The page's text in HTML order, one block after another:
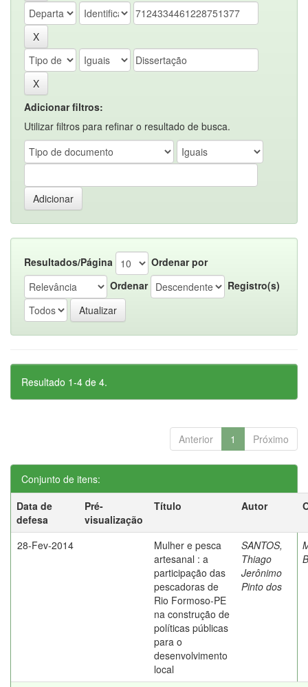
Adicionar filtros:
Utilizar filtros para refinar o resultado de busca.
Resultados/Página
Ordenar por
Ordenar
Registro(s)
Resultado 1-4 de 4.
Anterior 1 Próximo
Conjunto de itens:
Data de
defesa
Pré-
visualização
Título Autor
28-Fev-2014
Mulher e pesca
artesanal : a
participação das
pescadoras de
Rio Formoso-PE
na construção de
políticas públicas
para o
desenvolvimento
local
SANTOS,
Thiago
Jerônimo
Pinto dos